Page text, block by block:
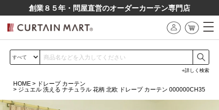
創業８５年・問屋直営のオーダーカーテン専⾨店
詳しく検索
HOME
ドレープ カーテン
ジュエル 洗える ナチュラル 花柄 北欧 ドレープ カーテン 000000CH35